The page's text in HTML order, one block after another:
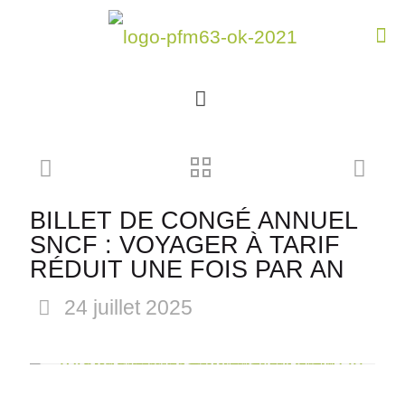
BILLET DE CONGÉ ANNUEL
SNCF : VOYAGER À TARIF
RÉDUIT UNE FOIS PAR AN
24 juillet 2025